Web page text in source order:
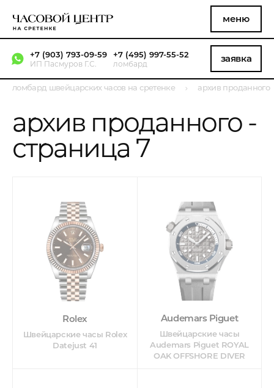
меню
+7 (903) 793-09-59
ИП Пасмуров Г.С.
+7 (495) 997-55-52
ломбард заявка
ломбард швейцарских часов на сретенке архив проданного
архив проданного -
страница 7
Rolex
Швейцарские часы Rolex
Datejust 41
Audemars Piguet
Швейцарские часы
Audemars Piguet ROYAL
OAK OFFSHORE DIVER